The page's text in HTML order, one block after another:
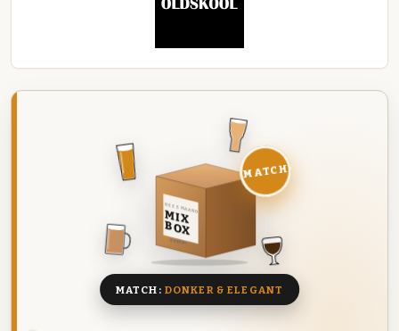
DEZE MAAND
MIX
BOX
8 BIEREN
MATCH
MATCH: DONKER & ELEGANT